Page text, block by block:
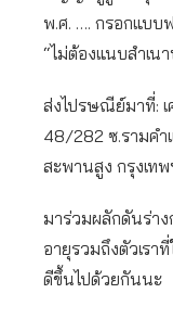
พ.ศ. …. กรอกแบบ
“ไม่ต้องแนบสำเน
ส่งไปรษณีย์มาที่: เ
48/282 ซ.รามคำ
สะพานสูง กรุงเท
มาร่วมผลักดันร่า
อายุรวมถึงตัวเรา
ดีขึ้นไปด้วยกันนะ